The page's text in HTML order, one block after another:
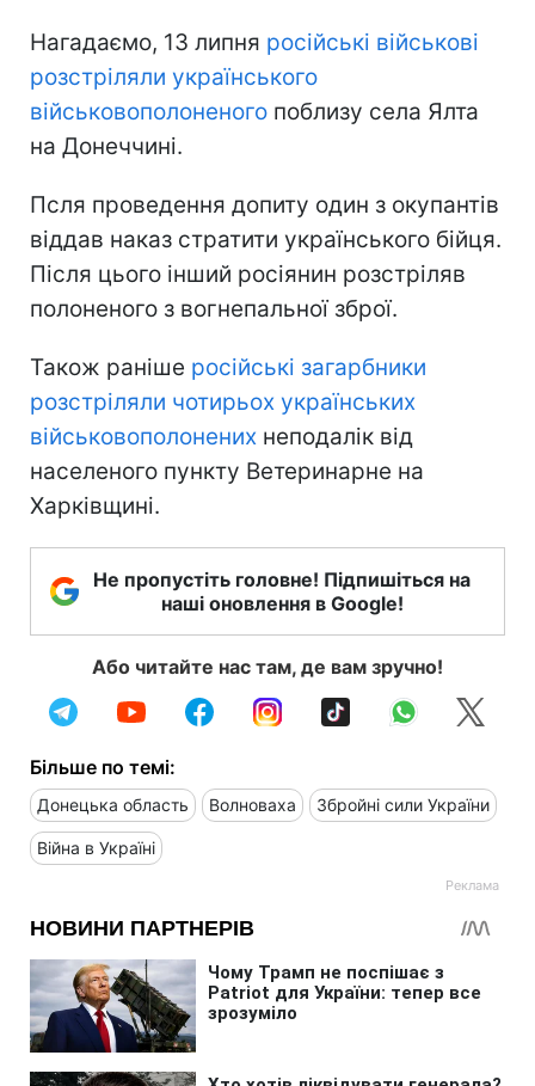
Нагадаємо, 13 липня російські військові
розстріляли українського
військовополоненого поблизу села Ялта
на Донеччині.
Псля проведення допиту один з окупантів
віддав наказ стратити українського бійця.
Після цього інший росіянин розстріляв
полоненого з вогнепальної зброї.
Також раніше російські загарбники
розстріляли чотирьох українських
військовополонених неподалік від
населеного пункту Ветеринарне на
Харківщині.
Не пропустіть головне! Підпишіться на
наші оновлення в Google!
Або читайте нас там, де вам зручно!
Більше по темі:
Донецька область Волноваха Збройні сили України
Війна в Україні